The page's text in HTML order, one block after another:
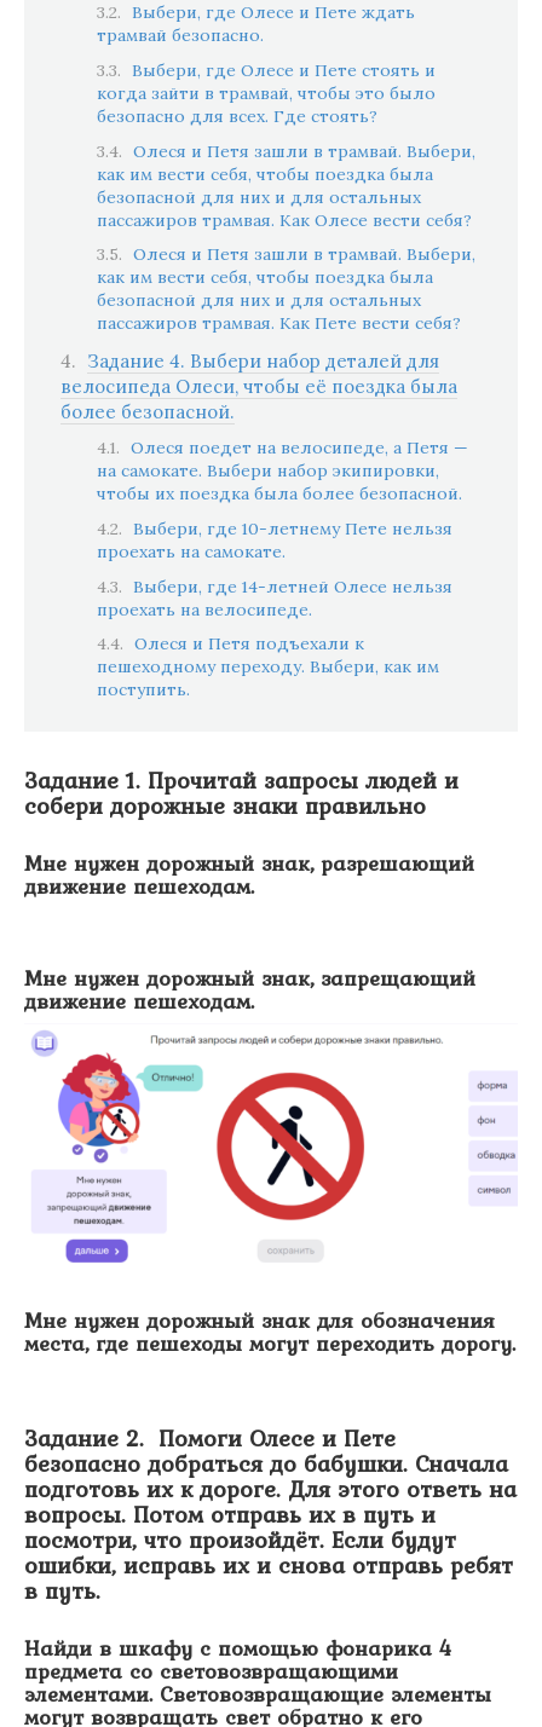
Выбери, где Олесе и Пете ждать
трамвай безопасно.
Выбери, где Олесе и Пете стоять и
когда зайти в трамвай, чтобы это было
безопасно для всех. Где стоять?
Олеся и Петя зашли в трамвай. Выбери,
как им вести себя, чтобы поездка была
безопасной для них и для остальных
пассажиров трамвая. Как Олесе вести себя?
Олеся и Петя зашли в трамвай. Выбери,
как им вести себя, чтобы поездка была
безопасной для них и для остальных
пассажиров трамвая. Как Пете вести себя?
Задание 4. Выбери набор деталей для
велосипеда Олеси, чтобы её поездка была
более безопасной.
Олеся поедет на велосипеде, а Петя —
на самокате. Выбери набор экипировки,
чтобы их поездка была более безопасной.
Выбери, где 10-летнему Пете нельзя
проехать на самокате.
Выбери, где 14-летней Олесе нельзя
проехать на велосипеде.
Олеся и Петя подъехали к
пешеходному переходу. Выбери, как им
поступить.
Задание 1. Прочитай запросы людей и
собери дорожные знаки правильно
Мне нужен дорожный знак, разрешающий
движение пешеходам.
Мне нужен дорожный знак, запрещающий
движение пешеходам.
Мне нужен дорожный знак для обозначения
места, где пешеходы могут переходить дорогу.
Задание 2. Помоги Олесе и Пете
безопасно добраться до бабушки. Сначала
подготовь их к дороге. Для этого ответь на
вопросы. Потом отправь их в путь и
посмотри, что произойдёт. Если будут
ошибки, исправь их и снова отправь ребят
в путь.
Найди в шкафу с помощью фонарика 4
предмета со световозвращающими
элементами. Световозвращающие элементы
могут возвращать свет обратно к его